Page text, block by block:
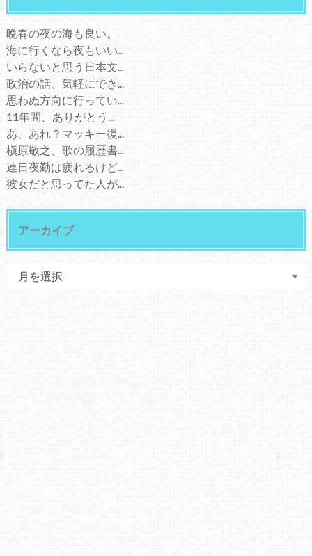
晩春の夜の海も良い。
海に行くなら夜もいい...
いらないと思う日本文...
政治の話、気軽にでき...
思わぬ方向に行ってい...
11年間、ありがとう...
あ、あれ？マッキー復...
槇原敬之、歌の履歴書...
連日夜勤は疲れるけど...
彼女だと思ってた人が...
アーカイブ